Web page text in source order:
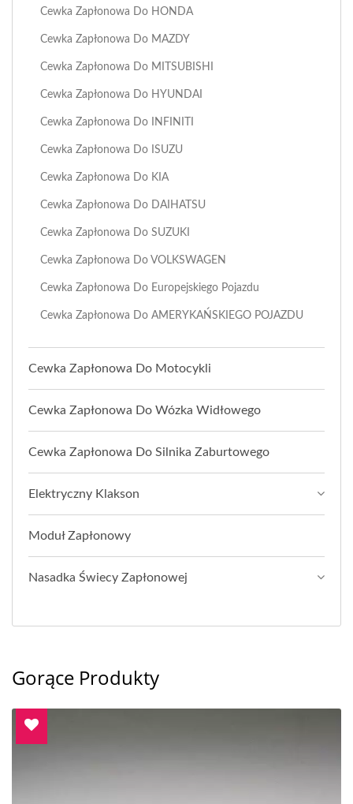
Cewka Zapłonowa Do HONDA
Cewka Zapłonowa Do MAZDY
Cewka Zapłonowa Do MITSUBISHI
Cewka Zapłonowa Do HYUNDAI
Cewka Zapłonowa Do INFINITI
Cewka Zapłonowa Do ISUZU
Cewka Zapłonowa Do KIA
Cewka Zapłonowa Do DAIHATSU
Cewka Zapłonowa Do SUZUKI
Cewka Zapłonowa Do VOLKSWAGEN
Cewka Zapłonowa Do Europejskiego Pojazdu
Cewka Zapłonowa Do AMERYKAŃSKIEGO POJAZDU
Cewka Zapłonowa Do Motocykli
Cewka Zapłonowa Do Wózka Widłowego
Cewka Zapłonowa Do Silnika Zaburtowego
Elektryczny Klakson
Moduł Zapłonowy
Nasadka Świecy Zapłonowej
Gorące Produkty